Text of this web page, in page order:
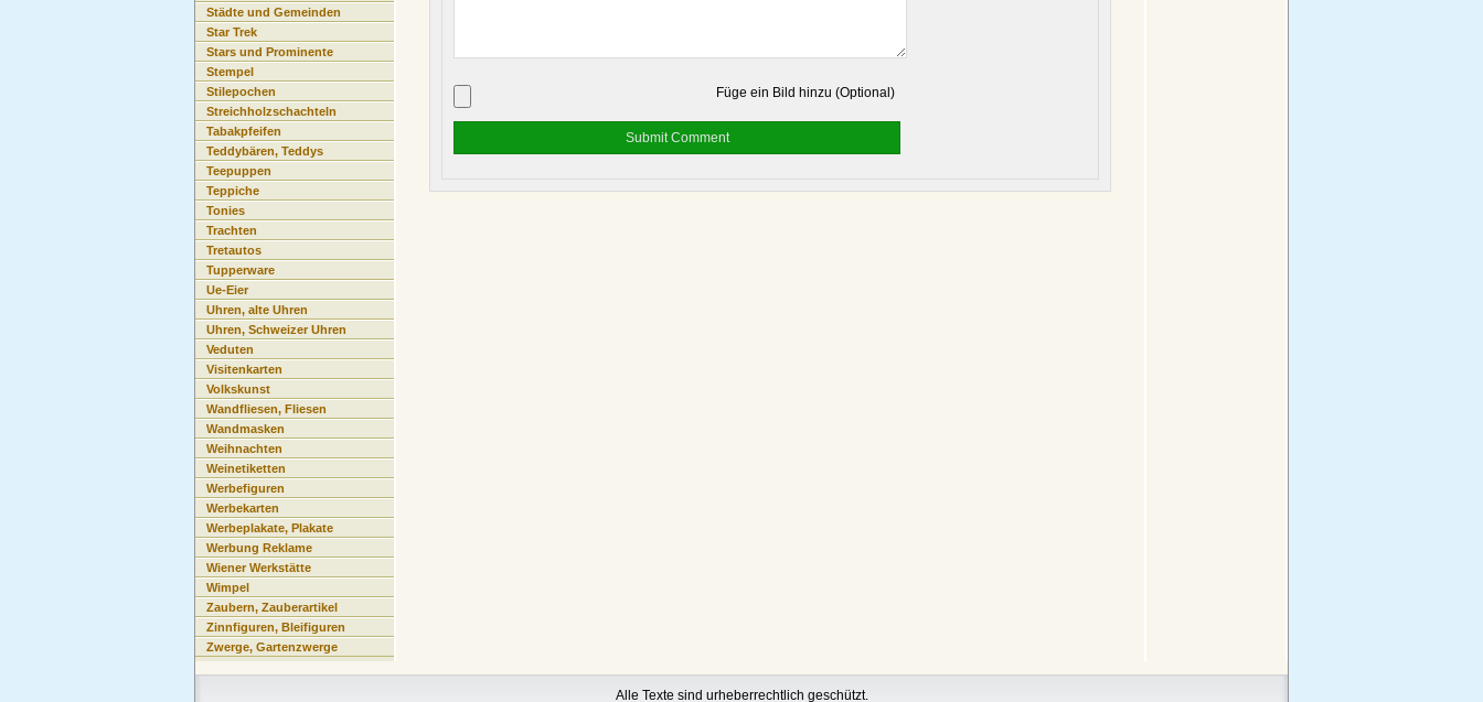
Füge ein Bild hinzu (Optional)
Städte und Gemeinden
Star Trek
Stars und Prominente
Stempel
Stilepochen
Streichholzschachteln
Tabakpfeifen
Teddybären, Teddys
Teepuppen
Teppiche
Tonies
Trachten
Tretautos
Tupperware
Ue-Eier
Uhren, alte Uhren
Uhren, Schweizer Uhren
Veduten
Visitenkarten
Volkskunst
Wandfliesen, Fliesen
Wandmasken
Weihnachten
Weinetiketten
Werbefiguren
Werbekarten
Werbeplakate, Plakate
Werbung Reklame
Wiener Werkstätte
Wimpel
Zaubern, Zauberartikel
Zinnfiguren, Bleifiguren
Zwerge, Gartenzwerge
Alle Texte sind urheberrechtlich geschützt.